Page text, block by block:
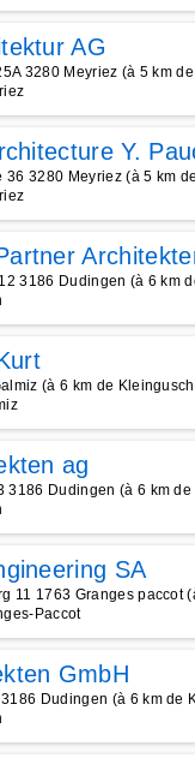
AG
3280 Meyriez (à 5 km
Y.
36 3280 Meyriez (à 5 km
3186 Dudingen (à 6 km
(à 6 km de
ag
3186 Dudingen (à 6 km
SA
11 1763 Granges paccot
Paccot
GmbH
Dudingen (à 6 km de